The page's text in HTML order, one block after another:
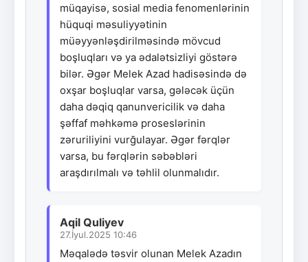
müqayisə, sosial media fenomenlərinin
hüquqi məsuliyyətinin
müəyyənləşdirilməsində mövcud
boşluqları və ya ədalətsizliyi göstərə
bilər. Əgər Melek Azad hadisəsində də
oxşar boşluqlar varsa, gələcək üçün
daha dəqiq qanunvericilik və daha
şəffaf məhkəmə proseslərinin
zəruriliyini vurğulayar. Əgər fərqlər
varsa, bu fərqlərin səbəbləri
araşdırılmalı və təhlil olunmalıdır.
Aqil Quliyev
27.İyul.2025 10:46
Məqalədə təsvir olunan Melek Azadın